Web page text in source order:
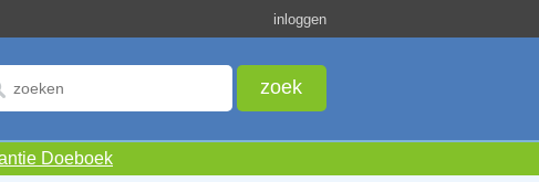
inloggen
Doeboek